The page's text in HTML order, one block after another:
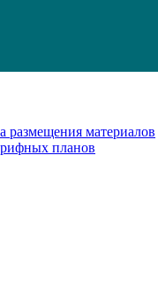
размещения материалов
планов